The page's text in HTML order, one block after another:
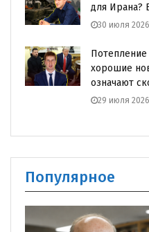
для Ирана?
30 июля
хорошие
означают
29 июля
Популярное